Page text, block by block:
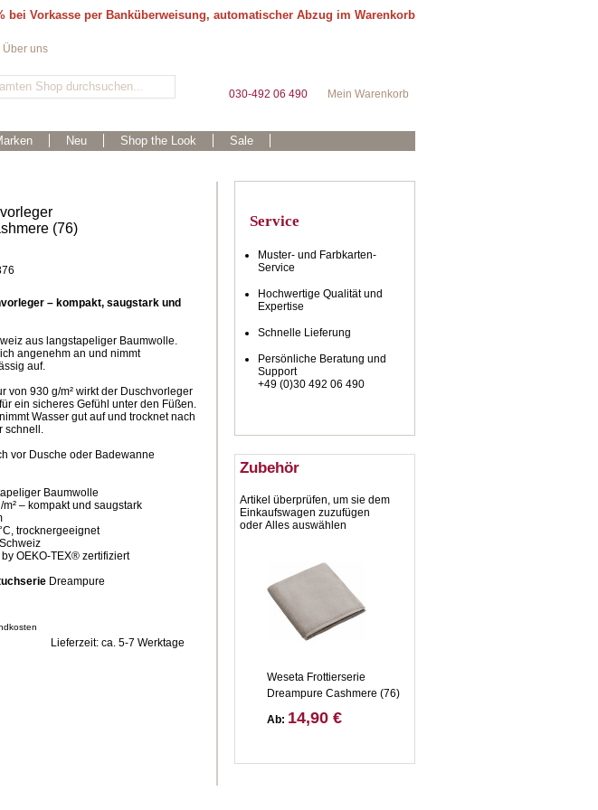
bei Vorkasse per Banküberweisung, automatischer Abzug im Warenkorb
Mein Warenkorb
030-492 06 490
Neu Shop the Look Sale
Über uns
(76)
– kompakt, saugstark und
aus langstapeliger Baumwolle.
angenehm an und nimmt
auf.
von 930 g/m² wirkt der Duschvorleger
ein sicheres Gefühl unter den Füßen.
Wasser gut auf und trocknet nach
schnell.
vor Dusche oder Badewanne
Baumwolle
m² – kompakt und saugstark
trocknergeeignet
by OEKO-TEX® zertifiziert
Dreampure
Lieferzeit: ca. 5-7 Werktage
Service
Muster- und Farbkarten-
Service
Hochwertige Qualität und
Expertise
Schnelle Lieferung
Persönliche Beratung und
Support
+49 (0)30 492 06 490
Zubehör
Artikel überprüfen, um sie dem
Einkaufswagen zuzufügen
oder Alles auswählen
Weseta Frottierserie
Dreampure Cashmere (76)
Ab: 14,90 €